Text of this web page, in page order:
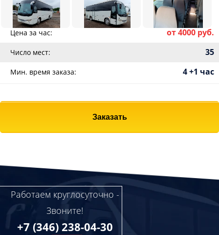
Цена за час: от 4000 руб.
Число мест: 35
Мин. время заказа: 4 +1 час
Заказать
Работаем круглосуточно -
Звоните!
+7 (346) 238-04-30